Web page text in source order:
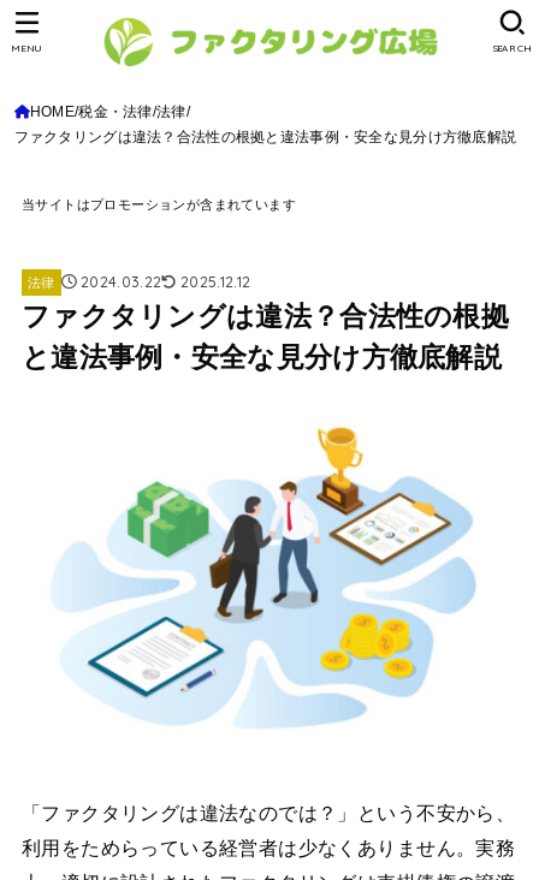
SEARCH
MENU
HOME 税金・法律 法律
ファクタリングは違法？合法性の根拠と違法事例・安全な見分け方徹底解説
当サイトはプロモーションが含まれています
法律 2024.03.22 2025.12.12
ファクタリングは違法？合法性の根拠
と違法事例・安全な見分け方徹底解説
「ファクタリングは違法なのでは？」という不安から、
利用をためらっている経営者は少なくありません。実務